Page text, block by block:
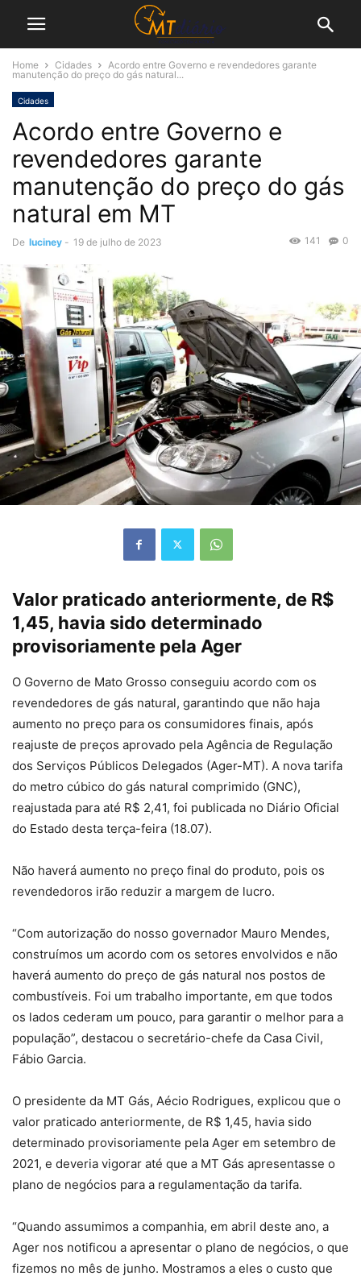
Home Cidades
Acordo entre Governo e revendedores garante
manutenção do preço do gás natural...
Cidades
Acordo entre Governo e
revendedores garante
manutenção do preço do gás
natural em MT
De luciney - 19 de julho de 2023 0
141
Valor praticado anteriormente, de R$
1,45, havia sido determinado
provisoriamente pela Ager
O Governo de Mato Grosso conseguiu acordo com os
revendedores de gás natural, garantindo que não haja
aumento no preço para os consumidores finais, após
reajuste de preços aprovado pela Agência de Regulação
dos Serviços Públicos Delegados (Ager-MT). A nova tarifa
do metro cúbico do gás natural comprimido (GNC),
reajustada para até R$ 2,41, foi publicada no Diário Oficial
do Estado desta terça-feira (18.07).
Não haverá aumento no preço final do produto, pois os
revendedoros irão reduzir a margem de lucro.
“Com autorização do nosso governador Mauro Mendes,
construímos um acordo com os setores envolvidos e não
haverá aumento do preço de gás natural nos postos de
combustíveis. Foi um trabalho importante, em que todos
os lados cederam um pouco, para garantir o melhor para a
população”, destacou o secretário-chefe da Casa Civil,
Fábio Garcia.
O presidente da MT Gás, Aécio Rodrigues, explicou que o
valor praticado anteriormente, de R$ 1,45, havia sido
determinado provisoriamente pela Ager em setembro de
2021, e deveria vigorar até que a MT Gás apresentasse o
plano de negócios para a regulamentação da tarifa.
“Quando assumimos a companhia, em abril deste ano, a
Ager nos notificou a apresentar o plano de negócios, o que
fizemos no mês de junho. Mostramos a eles o custo que